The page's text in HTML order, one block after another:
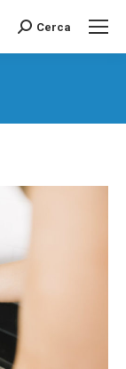
Search:
Cerca